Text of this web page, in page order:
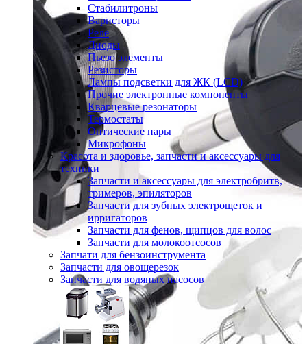
Стабилитроны
Варисторы
Реле
Диоды
Пьезо элементы
Резисторы
Лампы подсветки для ЖК (LCD)
Прочие электронные компоненты
Кварцевые резонаторы
Термостаты
Оптические пары
Микрофоны
Красота и здоровье, запчасти и аксессуары для
техники
Запчасти и аксессуары для электробритв,
тримеров, эпиляторов
Запчасти для зубных электрощеток и
ирригаторов
Запчасти для фенов, щипцов для волос
Запчасти для молокоотсосов
Запчати для бензоинструмента
Запчасти для овощерезок
Запчасти для водяных насосов